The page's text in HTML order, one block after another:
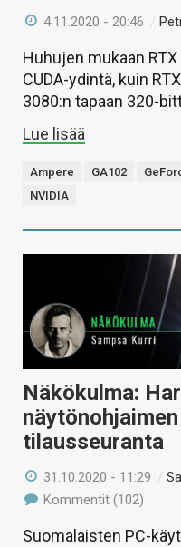
4.11.2020 - 20:46 /
Huhujen mukaan
CUDA-ydintä, kuin
3080:n tapaan 320-
Lue lisää
Ampere GA102
NVIDIA
Näkökulma:
tilausseuranta
31.10.2020 - 11:29 /
Kommentit (102)
Suomalaisten PC-